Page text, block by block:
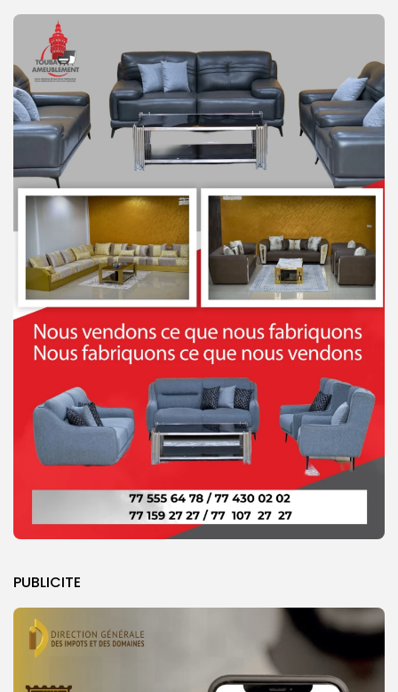
PUBLICITE